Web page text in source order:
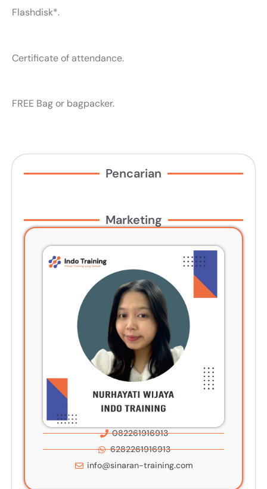
Flashdisk*.
Certificate of attendance.
FREE Bag or bagpacker.
Pencarian
Marketing
082261916913
6282261916913
info@sinaran-training.com